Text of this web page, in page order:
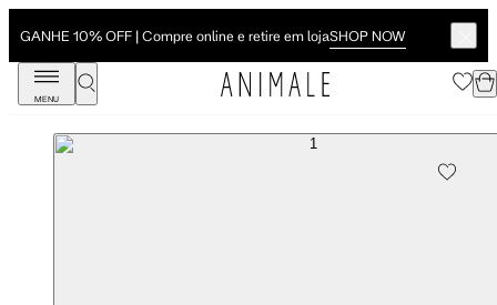
GANHE 10% OFF | Compre online e retire em lojaSHOP NOW
MENU